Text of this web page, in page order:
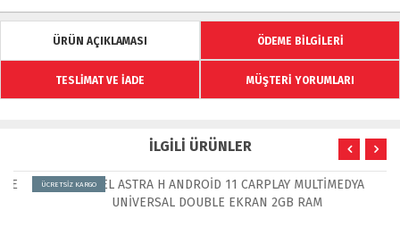
ÜRÜN AÇIKLAMASI ÖDEME BİLGİLERİ
TESLİMAT VE İADE MÜŞTERİ YORUMLARI
İLGİLİ ÜRÜNLER
ÜCRETSİZ KARGO